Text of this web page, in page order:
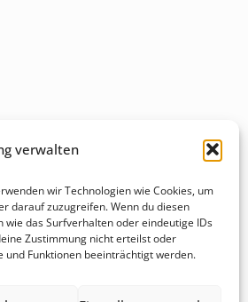
verwalten
wir Technologien wie Cookies, um
darauf zuzugreifen. Wenn du diesen
das Surfverhalten oder eindeutige IDs
Zustimmung nicht erteilst oder
Funktionen beeinträchtigt werden.